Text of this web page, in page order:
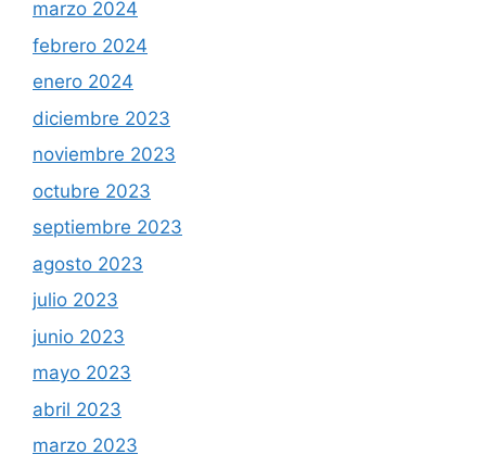
marzo 2024
febrero 2024
enero 2024
diciembre 2023
noviembre 2023
octubre 2023
septiembre 2023
agosto 2023
julio 2023
junio 2023
mayo 2023
abril 2023
marzo 2023